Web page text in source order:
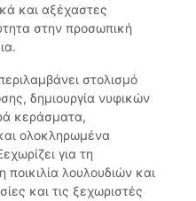
και αξέχαστες
στην προσωπική
στολισμό
δημιουργία νυφικών
κεράσματα,
ολοκληρωμένα
για τη
ποικιλία λουλουδιών και
και τις ξεχωριστές